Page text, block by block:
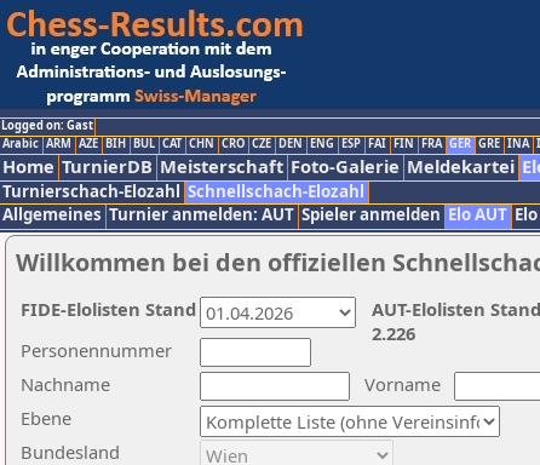
Logged on: Gast
Arabic ARM AZE BIH BUL CAT CHN CRO CZE DEN ENG ESP FAI FIN FRA GER GRE INA
Home TurnierDB Meisterschaft Foto-Galerie Meldekartei
Turnierschach-Elozahl Schnellschach-Elozahl
Allgemeines Turnier anmelden: AUT Spieler anmelden Elo AUT
Willkommen bei den offiziellen
Nachname
Vorname
Ebene
Personennummer
Bundesland
AUT-Elolisten
2.226
FIDE-Elolisten Stand